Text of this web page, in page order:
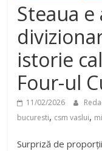
Steaua e
istorie
Four-ul
11/02/2026
bucuresti, csm vaslui,
Surpriză de